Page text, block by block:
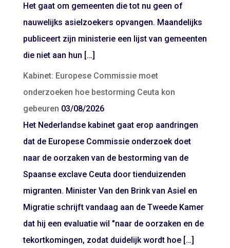
Het gaat om gemeenten die tot nu geen of
nauwelijks asielzoekers opvangen. Maandelijks
publiceert zijn ministerie een lijst van gemeenten
die niet aan hun […]
Kabinet: Europese Commissie moet
onderzoeken hoe bestorming Ceuta kon
gebeuren 03/08/2026
Het Nederlandse kabinet gaat erop aandringen
dat de Europese Commissie onderzoek doet
naar de oorzaken van de bestorming van de
Spaanse exclave Ceuta door tienduizenden
migranten. Minister Van den Brink van Asiel en
Migratie schrijft vandaag aan de Tweede Kamer
dat hij een evaluatie wil "naar de oorzaken en de
tekortkomingen, zodat duidelijk wordt hoe […]